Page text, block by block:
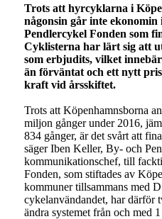
Trots att hyrcyklarna i
någonsin går inte ekonomin
Pendlercykel Fonden som
Cyklisterna har lärt sig att
som erbjudits, vilket
än förväntat och ett nytt
kraft vid årsskiftet.
Trots att Köpenhamnsborna
miljon gånger under 2016,
834 gånger, är det svårt att
säger Iben Keller, By- och
kommunikationschef, till
Fonden, som stiftades av
kommuner tillsammans med
cykelanvändandet, har därför
ändra systemet från och med